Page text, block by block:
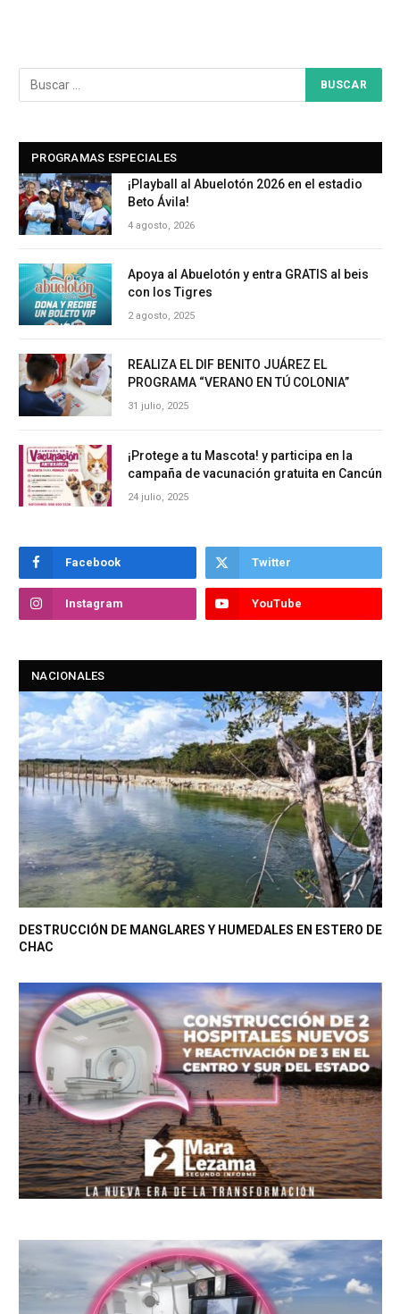
PROGRAMAS ESPECIALES
¡Playball al Abuelotón 2026 en el estadio
Beto Ávila!
4 agosto, 2026
Apoya al Abuelotón y entra GRATIS al beis
con los Tigres
2 agosto, 2025
REALIZA EL DIF BENITO JUÁREZ EL
PROGRAMA “VERANO EN TÚ COLONIA”
31 julio, 2025
¡Protege a tu Mascota! y participa en la
campaña de vacunación gratuita en Cancún
24 julio, 2025
Facebook Twitter
Instagram YouTube
NACIONALES
DESTRUCCIÓN DE MANGLARES Y HUMEDALES EN ESTERO DE
CHAC